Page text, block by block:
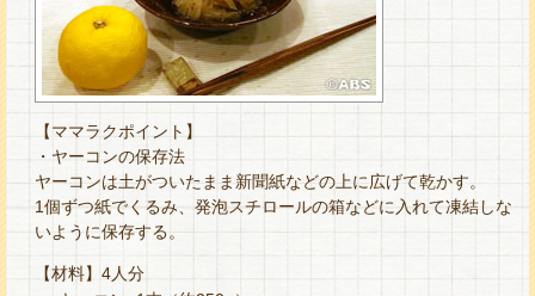
【ママラクポイント】
・ヤーコンの保存法
ヤーコンは土がついたまま新聞紙などの上に広げて乾かす。
1個ずつ紙でくるみ、発泡スチロールの箱などに入れて凍結しな
いように保存する。
【材料】4人分